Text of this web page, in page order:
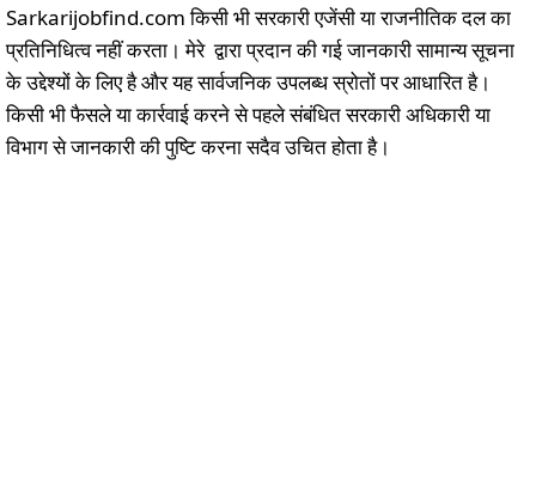
Sarkarijobfind.com किसी भी सरकारी एजेंसी या राजनीतिक दल का
प्रतिनिधित्व नहीं करता। मेरे द्वारा प्रदान की गई जानकारी सामान्य सूचना
के उद्देश्यों के लिए है और यह सार्वजनिक उपलब्ध स्रोतों पर आधारित है।
किसी भी फैसले या कार्रवाई करने से पहले संबंधित सरकारी अधिकारी या
विभाग से जानकारी की पुष्टि करना सदैव उचित होता है।